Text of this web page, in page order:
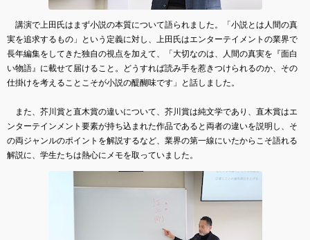
講演で上田氏はまず小説の本質について語られました。「小説とは人間の真
実を追求するもの」という定義に対し、上田氏はエンターテイメントの業界で
長年編集をしてきた独自の視点を加えて、「大切なのは、人間の真実を『面白
い物語』に載せて届けること。どうすれば読み手を惹きつけられるのか、その
仕掛けを考えることこそが小説の醍醐味です」と話しました。
また、芥川賞と直木賞の違いについて、芥川賞は純文学であり、直木賞はエ
ンターテインメント要素が持ち込まれた作品であると両者の違いを説明し、そ
の両ジャンルのポイントを解説するなど、業界の第一線にいたからこそ語れる
解説に、学生たちは熱心にメモを取っていました。